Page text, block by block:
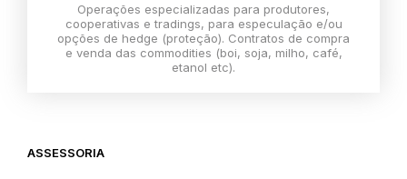
Operações especializadas para produtores,
cooperativas e tradings, para especulação e/ou
opções de hedge (proteção). Contratos de compra
e venda das commodities (boi, soja, milho, café,
etanol etc).
ASSESSORIA